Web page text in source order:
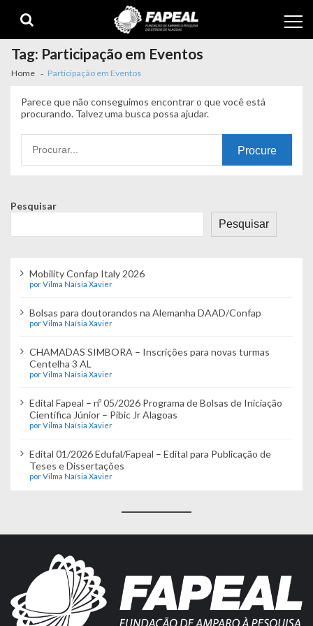
navigation
content
Tag: Participação em Eventos
Home Participação em Eventos
Parece que não conseguimos encontrar o que você está
procurando. Talvez uma busca possa ajudar.
por:
Pesquisar
Pesquisar
Mobility Confap Italy 2026
por Vilma Naísia Xavier
Bolsas para doutorandos na Alemanha DAAD/Confap
por Vilma Naísia Xavier
CHAMADAS SIMBORA – Inscrições para novas turmas
Centelha 3 AL
por Vilma Naísia Xavier
Edital Fapeal – nº 05/2026 Programa de Bolsas de Iniciação
Científica Júnior – Pibic Jr Alagoas
por Vilma Naísia Xavier
Edital 01/2026 Edufal/Fapeal – Edital para Publicação de
Teses e Dissertações
por Vilma Naísia Xavier